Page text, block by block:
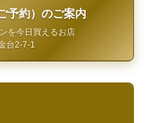
予約）のご案内
を今日買えるお店
台2-7-1